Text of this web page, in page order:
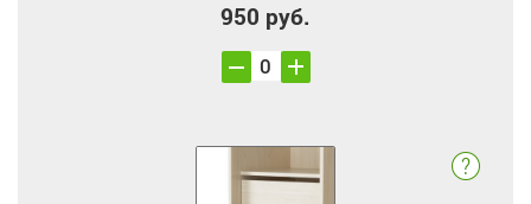
950 руб.